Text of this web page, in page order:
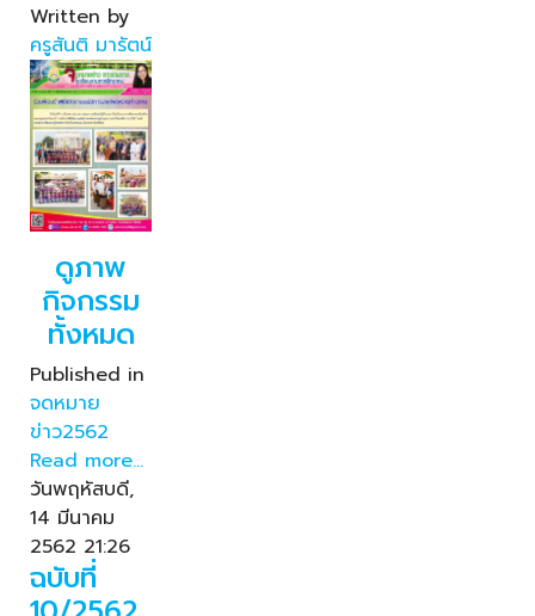
Written by
ครูสันติ มารัตน์
ดูภาพ
กิจกรรม
ทั้งหมด
Published in
จดหมาย
ข่าว2562
Read more...
วันพฤหัสบดี,
14 มีนาคม
2562 21:26
ฉบับที่